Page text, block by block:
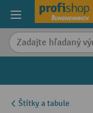
content
Štítky a tabule